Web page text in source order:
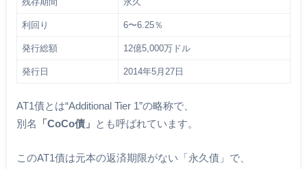
利回り 6〜6.25％
発行総額 12億5,000万ドル
発行日 2014年5月27日
AT1債とは“Additional Tier 1”の略称で、
別名
「CoCo債」 とも呼ばれています。
このAT1債は元本の返済期限がない「永久債」で、